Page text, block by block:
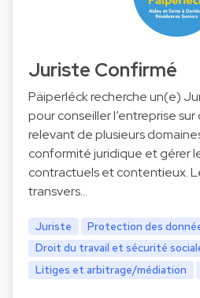
Juriste Confirmé
Päiperléck recherche un(e)
pour conseiller l’entreprise
relevant de plusieurs
conformité juridique et gérer
contractuels et contentieux.
transvers…
Juriste
Protection des
Droit du travail et sécurité
Litiges et arbitrage/médiation